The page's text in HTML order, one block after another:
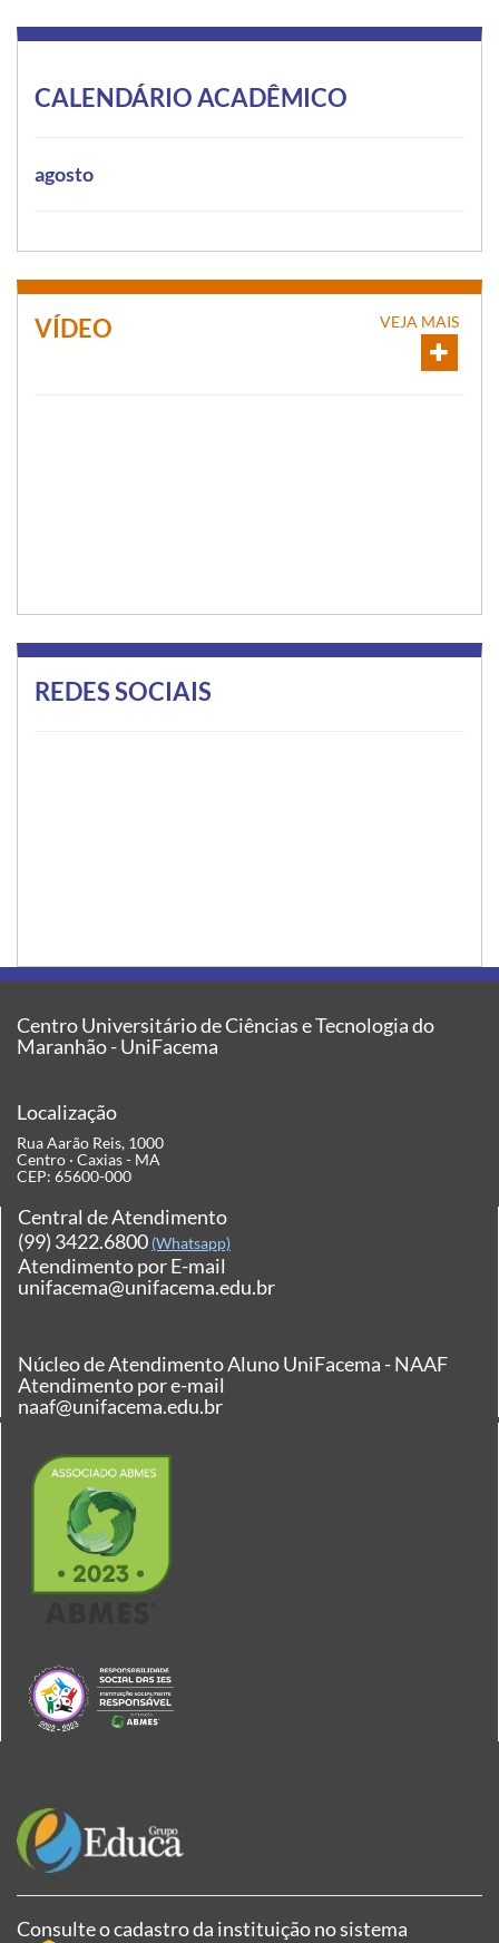
CALENDÁRIO ACADÊMICO
agosto
VÍDEO VEJA MAIS
REDES SOCIAIS
Centro Universitário de Ciências e Tecnologia do
Maranhão - UniFacema
Localização
Rua Aarão Reis, 1000
Centro · Caxias - MA
CEP: 65600-000
Central de Atendimento
(99) 3422.6800 (Whatsapp)
Atendimento por E-mail
unifacema@unifacema.edu.br
Núcleo de Atendimento Aluno UniFacema - NAAF
Atendimento por e-mail
naaf@unifacema.edu.br
Consulte o cadastro da instituição no sistema